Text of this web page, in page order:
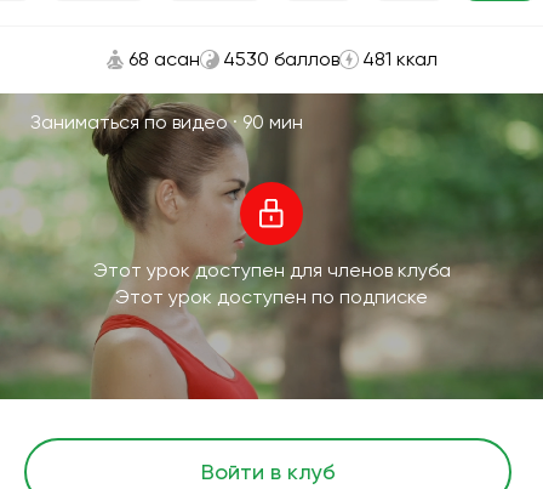
68 асан 4530 баллов 481 ккал
Заниматься по видео ·90 мин
Этот урок доступен для членов клуба
Этот урок доступен по подписке
Войти в клуб